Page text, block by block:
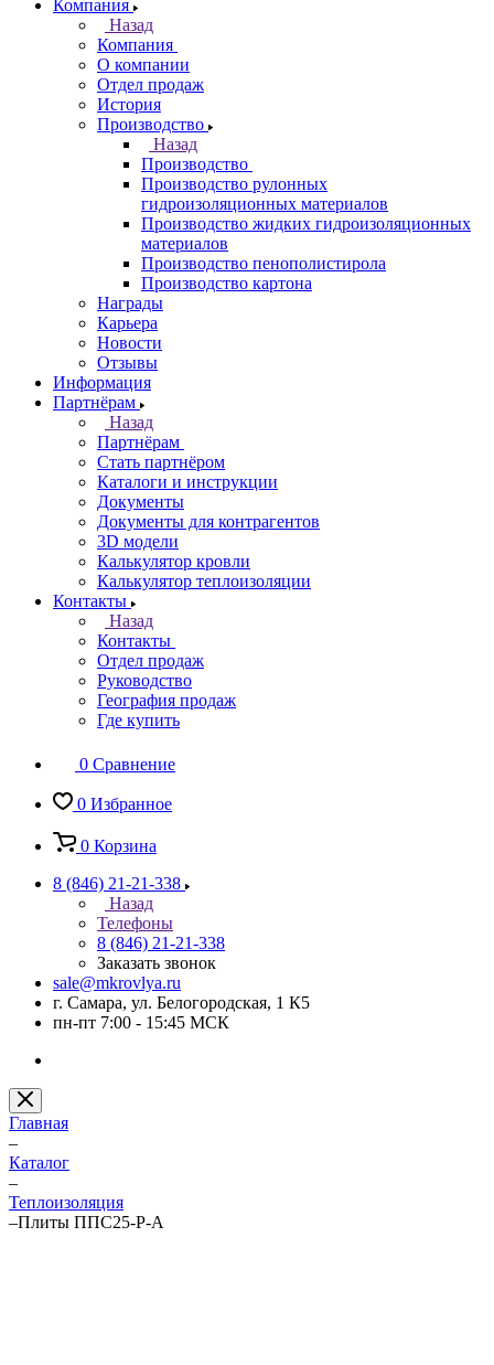
Компания
Назад
Компания
О компании
Отдел продаж
История
Производство
Назад
Производство
Производство рулонных
гидроизоляционных материалов
Производство жидких гидроизоляционных
материалов
Производство пенополистирола
Производство картона
Награды
Карьера
Новости
Отзывы
Информация
Партнёрам
Назад
Партнёрам
Стать партнёром
Каталоги и инструкции
Документы
Документы для контрагентов
3D модели
Калькулятор кровли
Калькулятор теплоизоляции
Контакты
Назад
Контакты
Отдел продаж
Руководство
География продаж
Где купить
0 Сравнение
0 Избранное
0 Корзина
8 (846) 21-21-338
Назад
Телефоны
8 (846) 21-21-338
Заказать звонок
sale@mkrovlya.ru
г. Самара, ул. Белогородская, 1 К5
пн-пт 7:00 - 15:45 МСК
Главная
–
Каталог
–
Теплоизоляция
–Плиты ППС25-Р-А